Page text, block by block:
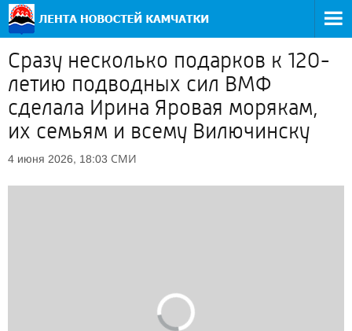
Сразу несколько подарков к 120-
летию подводных сил ВМФ
сделала Ирина Яровая морякам,
их семьям и всему Вилючинску
4 июня 2026, 18:03 СМИ